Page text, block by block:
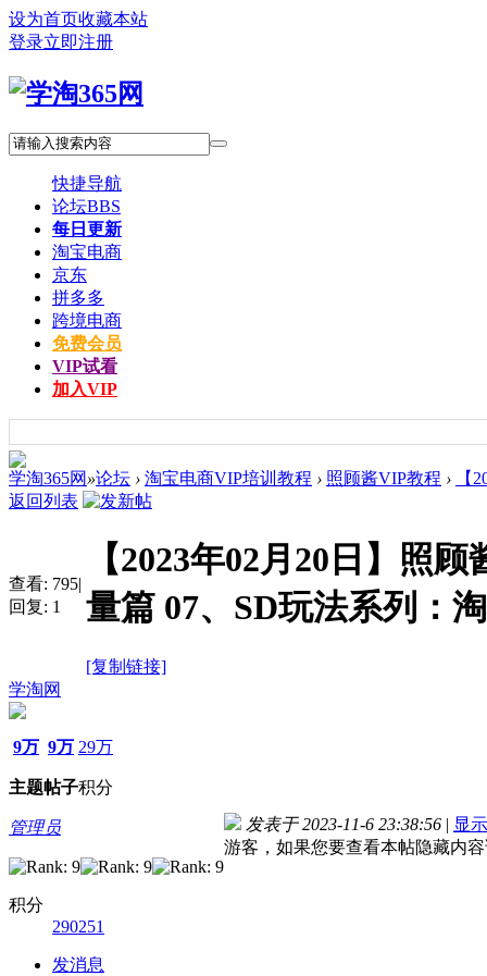
设为首页收藏本站
登录立即注册
快捷导航
论坛BBS
每日更新
淘宝电商
京东
拼多多
跨境电商
免费会员
VIP试看
加入VIP
学淘365网 »论坛 › 淘宝电商VIP培训教程 › 照顾酱VIP教程 ›
【
返回列表
查看: 795|
回复: 1
【2023年02月20日】照
量篇 07、SD玩法系列：
[复制链接]
学淘网
9万
主题
9万
帖子
29万
积分
管理员
积分
290251
发消息
发表于 2023-11-6 23:38:56 | 显
游客，如果您要查看本帖隐藏内